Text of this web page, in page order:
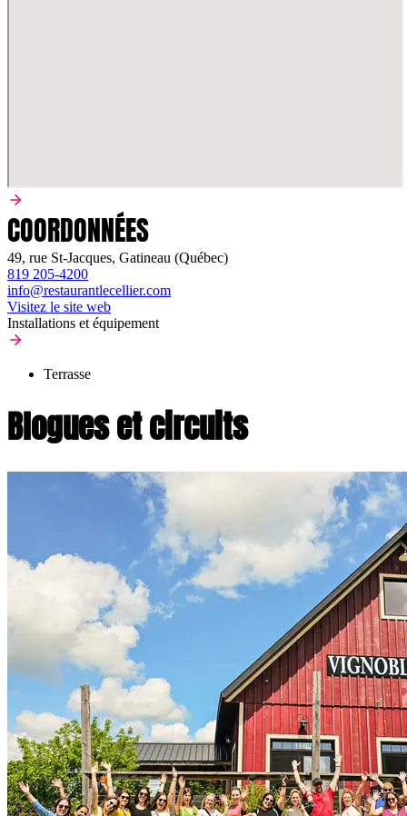
COORDONNÉES
49, rue St-Jacques, Gatineau (Québec)
819 205-4200
info@restaurantlecellier.com
Visitez le site web
Installations et équipement
Terrasse
Blogues et circuits